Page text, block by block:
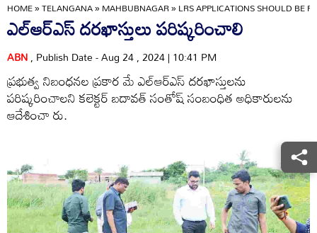
HOME»TELANGANA»MAHBUBNAGAR»LRS APPLICATIONS SHOULD BE
ఎల్‌ఆర్‌ఎస్‌ దరఖాస్తులు పరిష్కరించాలి
ABN, Publish Date - Aug 24 , 2024 | 10:41 PM
ప్రభుత్వ నిబంధనల ప్రకార మే ఎల్‌ఆర్‌ఎస్‌ దరఖాస్తులను
పరిష్కరించాలని కలెక్టర్‌ బదావత్‌ సంతోష్‌ సంబంధిత అధికారులను
ఆదేశించా రు.